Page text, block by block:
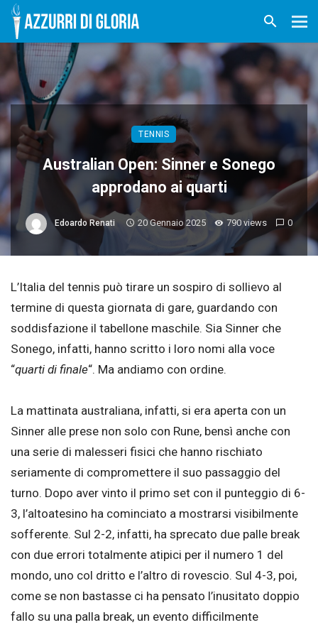
TENNIS
Australian Open: Sinner e Sonego
approdano ai quarti
Edoardo Renati 20 Gennaio 2025 790 views 0
L’Italia del tennis può tirare un sospiro di sollievo al
termine di questa giornata di gare, guardando con
soddisfazione il tabellone maschile. Sia Sinner che
Sonego, infatti, hanno scritto i loro nomi alla voce
“quarti di finale“. Ma andiamo con ordine.
La mattinata australiana, infatti, si era aperta con un
Sinner alle prese non solo con Rune, bensì anche con
una serie di malesseri fisici che hanno rischiato
seriamente di compromettere il suo passaggio del
turno. Dopo aver vinto il primo set con il punteggio di 6-
3, l’altoatesino ha cominciato a mostrarsi visibilmente
sofferente. Sul 2-2, infatti, ha sprecato due palle break
con due errori totalmente atipici per il numero 1 del
mondo, uno col dritto e l’altro di rovescio. Sul 4-3, poi,
come se non bastasse ci ha pensato l’inusitato doppio
fallo su una palla break, un evento difficilmente